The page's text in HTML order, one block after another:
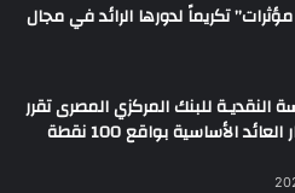
تكريماً لدورها الرائد في مجال
النقديـة للبنك المركزي المصرى تقرر
خفض أسعار العائد الأساسية بواقع 100 نقطة